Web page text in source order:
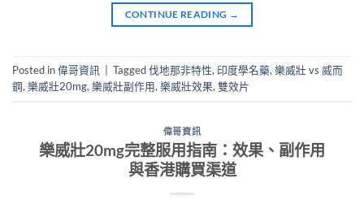
CONTINUE READING →
Posted in偉哥資訊 Tagged伐地那非特性,印度學名藥,樂威壯 vs 威而
鋼,樂威壯20mg,樂威壯副作用,樂威壯效果,雙效片
偉哥資訊
樂威壯20mg完整服用指南：效果、副作用
與香港購買渠道